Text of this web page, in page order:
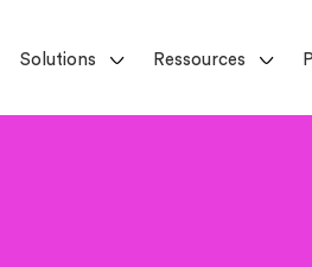
Solutions Ressources